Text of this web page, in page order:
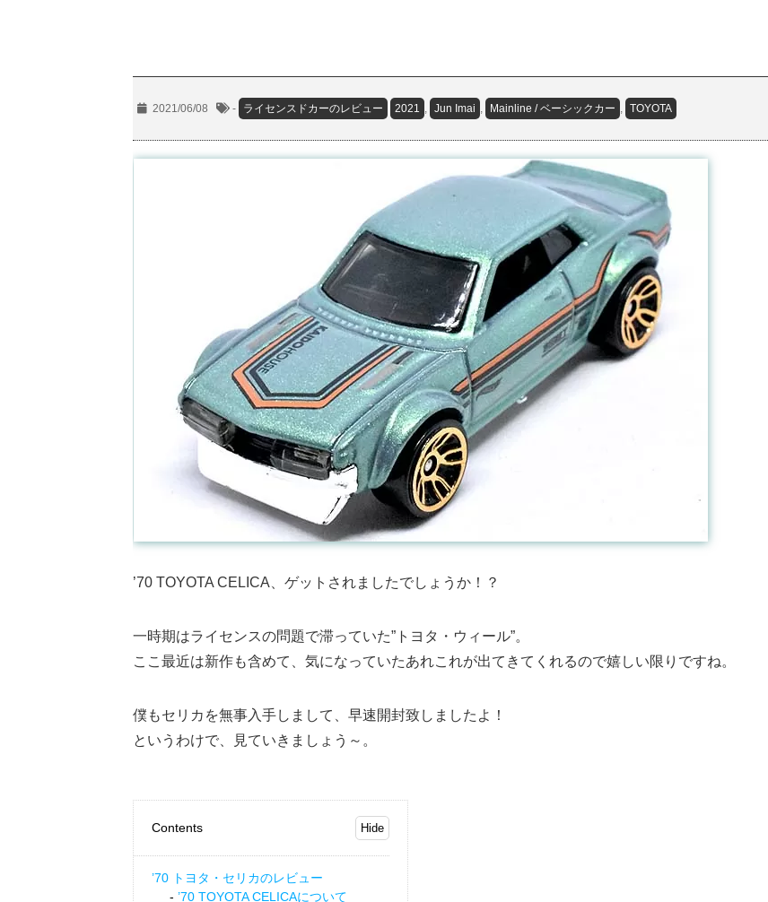
2021/06/08 - ライセンスドカーのレビュー 2021 , Jun Imai , Mainline / ベーシックカー , TOYOTA
’70 TOYOTA CELICA、ゲットされましたでしょうか！？
一時期はライセンスの問題で滞っていた”トヨタ・ウィール”。
ここ最近は新作も含めて、気になっていたあれこれが出てきてくれるので嬉しい限りですね。
僕もセリカを無事入手しまして、早速開封致しましたよ！
というわけで、見ていきましょう～。
Contents
’70 トヨタ・セリカのレビュー
’70 TOYOTA CELICAについて